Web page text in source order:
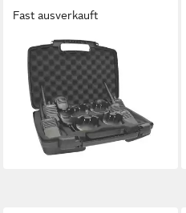
Fast ausverkauft
ALBRECHT
Funkgerät
305,08 €
15,15 € mtl. in 24 Raten
in 4-5 Werktagen bei dir